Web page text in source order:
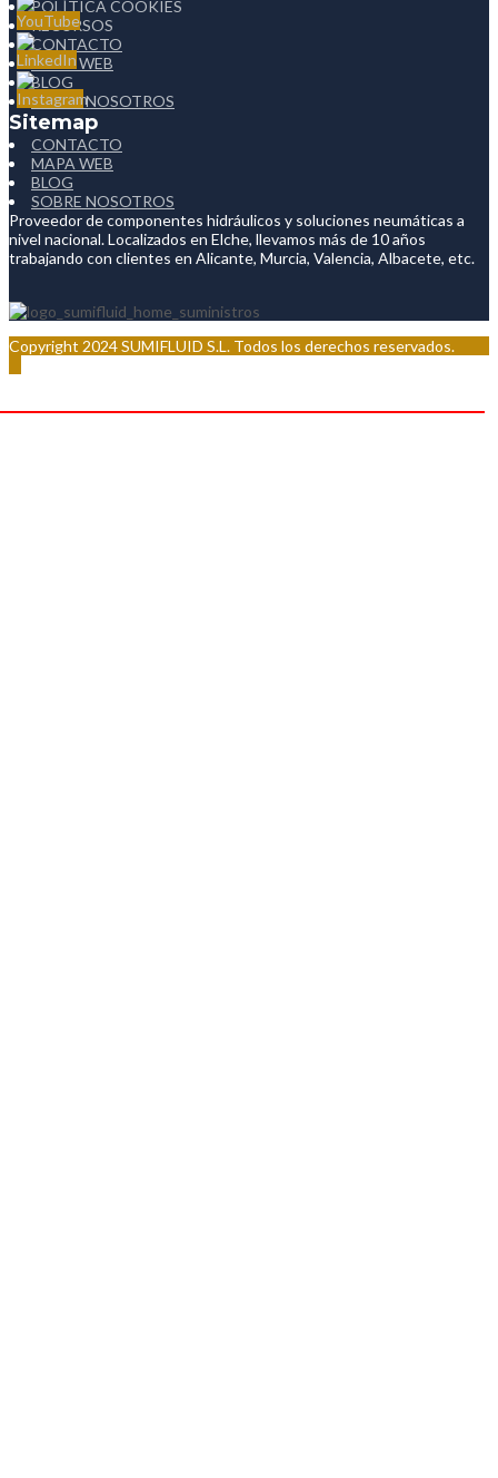
POLÍTICA COOKIES
RECURSOS
CONTACTO
MAPA WEB
BLOG
SOBRE NOSOTROS
Sitemap
CONTACTO
MAPA WEB
BLOG
SOBRE NOSOTROS
Proveedor de componentes hidráulicos y soluciones neumáticas a
nivel nacional. Localizados en Elche, llevamos más de 10 años
trabajando con clientes en Alicante, Murcia, Valencia, Albacete, etc.
Copyright 2024 SUMIFLUID S.L. Todos los derechos reservados.